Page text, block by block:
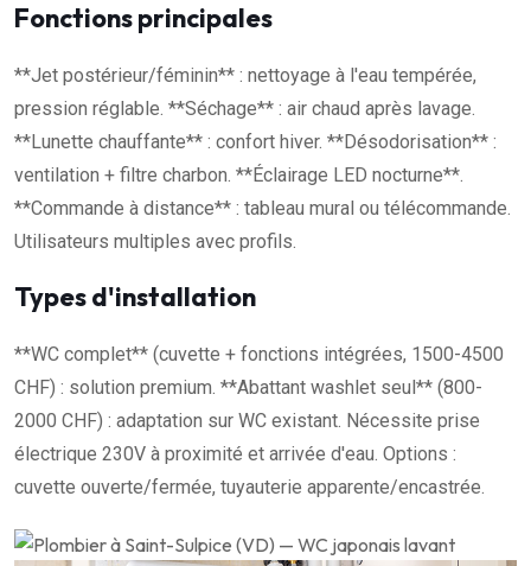
Fonctions principales
**Jet postérieur/féminin** : nettoyage à l'eau tempérée,
pression réglable. **Séchage** : air chaud après lavage.
**Lunette chauffante** : confort hiver. **Désodorisation** :
ventilation + filtre charbon. **Éclairage LED nocturne**.
**Commande à distance** : tableau mural ou télécommande.
Utilisateurs multiples avec profils.
Types d'installation
**WC complet** (cuvette + fonctions intégrées, 1500-4500
CHF) : solution premium. **Abattant washlet seul** (800-
2000 CHF) : adaptation sur WC existant. Nécessite prise
électrique 230V à proximité et arrivée d'eau. Options :
cuvette ouverte/fermée, tuyauterie apparente/encastrée.